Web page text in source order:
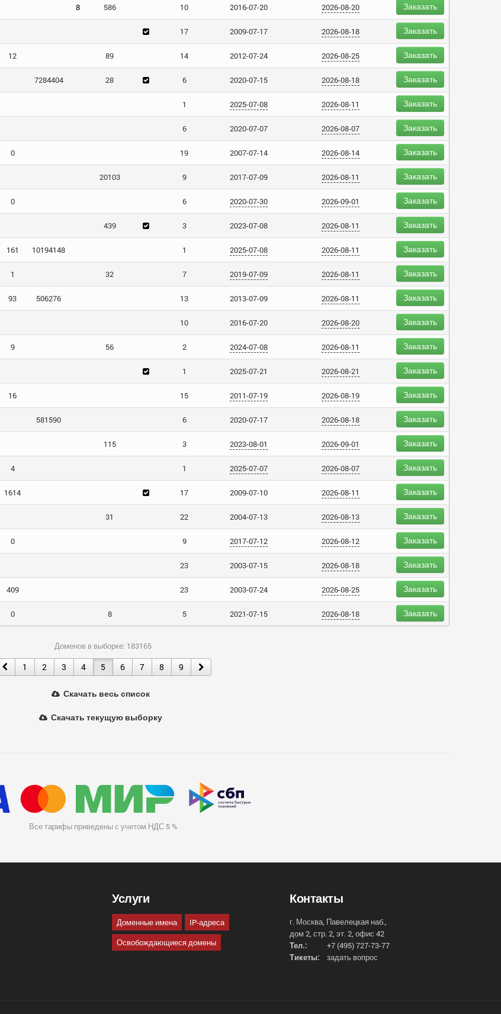
8 586 10 2016-07-20 2026-08-20 Заказать
17 2009-07-17 2026-08-18 Заказать
12 89 14 2012-07-24 2026-08-25 Заказать
7284404 28 6 2020-07-15 2026-08-18 Заказать
1 2025-07-08 2026-08-11 Заказать
6 2020-07-07 2026-08-07 Заказать
0 19 2007-07-14 2026-08-14 Заказать
20103 9 2017-07-09 2026-08-11 Заказать
0 6 2020-07-30 2026-09-01 Заказать
439 3 2023-07-08 2026-08-11 Заказать
161 10194148 1 2025-07-08 2026-08-11 Заказать
1 32 7 2019-07-09 2026-08-11 Заказать
93 506276 13 2013-07-09 2026-08-11 Заказать
10 2016-07-20 2026-08-20 Заказать
9 56 2 2024-07-08 2026-08-11 Заказать
1 2025-07-21 2026-08-21 Заказать
16 15 2011-07-19 2026-08-19 Заказать
581590 6 2020-07-17 2026-08-18 Заказать
115 3 2023-08-01 2026-09-01 Заказать
4 1 2025-07-07 2026-08-07 Заказать
1614 17 2009-07-10 2026-08-11 Заказать
31 22 2004-07-13 2026-08-13 Заказать
0 9 2017-07-12 2026-08-12 Заказать
23 2003-07-15 2026-08-18 Заказать
409 23 2003-07-24 2026-08-25 Заказать
0 8 5 2021-07-15 2026-08-18 Заказать
Доменов в выборке: 183165
1 2 3 4 5 6 7 8 9
Скачать весь список
Скачать текущую выборку
Все тарифы приведены с учетом НДС 5 %
Услуги
Доменные имена
IP-адреса
Освобождающиеся домены
Контакты
г. Москва, Павелецкая наб.,
дом 2, стр. 2, эт. 2, офис 42
Тел.:
+7 (495) 727-73-77
Тикеты:
задать вопрос